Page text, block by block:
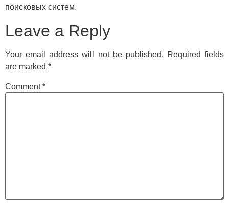
поисковых систем.
Leave a Reply
Your email address will not be published. Required fields
are marked *
Comment*